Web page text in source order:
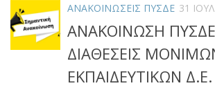
ΑΝΑΚΟΙΝΩΣΕΙΣ ΠΥΣΔΕ 31
ΑΝΑΚΟΙΝΩΣΗ
ΔΙΑΘΕΣΕΙΣ
ΕΚΠΑΙΔΕΥΤΙΚΩΝ